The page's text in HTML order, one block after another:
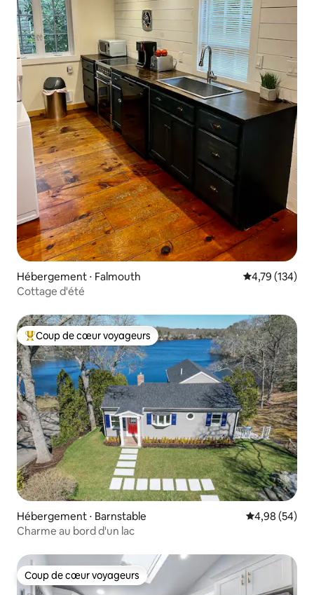
Hébergement ⋅ Falmouth Évaluation
4,79 (134)
Cottage d'été
Coups de cœur voyageurs les plus appréciés
Coup de cœur voyageurs
Hébergement ⋅ Barnstable Évaluation
4,98 (54)
Charme au bord d'un lac
Coup de cœur voyageurs
Coup de cœur voyageurs